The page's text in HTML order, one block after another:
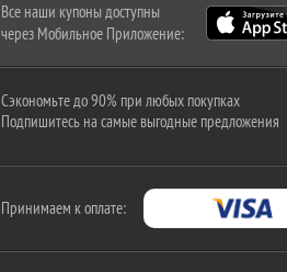
Все наши купоны доступны
через Мобильное Приложение:
Сэкономьте до 90% при любых покупках
Подпишитесь на самые выгодные предложения
Принимаем к оплате: